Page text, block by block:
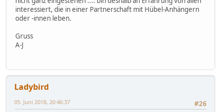
interessiert, die in einer Partnerschaft mit Hübel-Anhängern
oder -innen leben.
Gruss
A-J
Ladybird
#26
05. Juni 2018, 20:46:37